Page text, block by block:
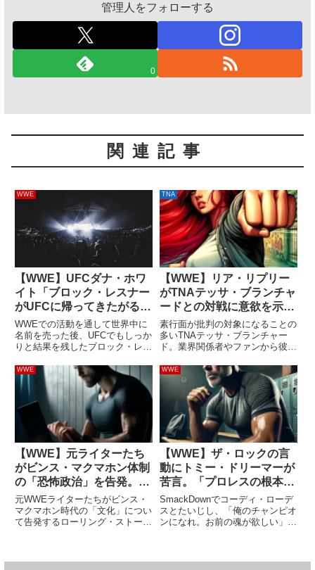
管理人をフォローする
0
関連記事
WWE
【WWE】UFCダナ・ホワ
イト「ブロック・レスナー
がUFCに帰ってきたがると
は思えない」
WWEでの活動を通して世界中に
名前を売った後、UFCでもしっか
りと結果を残したブロック・レス
チャンピオンである彼は、45歳
になった現在も素晴らしい体型を
維持しています。2008年から
2011年までのコンスタン...
TNA
【WWE】リア・リプリー
がTNAテッサ・ブランチャ
ードとの対戦に意欲を示
す。「メイ・ヤング・クラ
シックの戦友。チャンスが
あればやりたい」
素行面が批判の対象になることの
多いTNAテッサ・ブランチャー
ド。業界関係者やファンから彼女
ティブなものばかりではなく、客
席から「レイシスト！」とチャン
トが呼ぶこともあります。The
crowd to Tessa...
WWE
【WWE】元ライターたち
がビンス・マクマホン体制
の「恐怖政治」を告発。
「みんな怖がっていて、誰
かを犠牲にした笑いしか起
きない」
元WWEライターたちがビンス・
マクマホン時代の「文化」につい
て告発するローリング・ストーン
WWE
【WWE】ザ・ロックの言
動にトミー・ドリーマーが
苦言。「プロレスの根本に
反する。いつか『どこで間
違ったんだ？』と振り返る
ことになるかも」
SmackDownでコーディ・ローデ
スとたいじし、「俺のチャンピオ
ンになれ。お前の魂が欲しい」と